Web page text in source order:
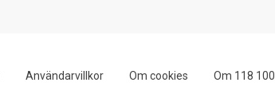
Användarvillkor Om cookies Om 118 100